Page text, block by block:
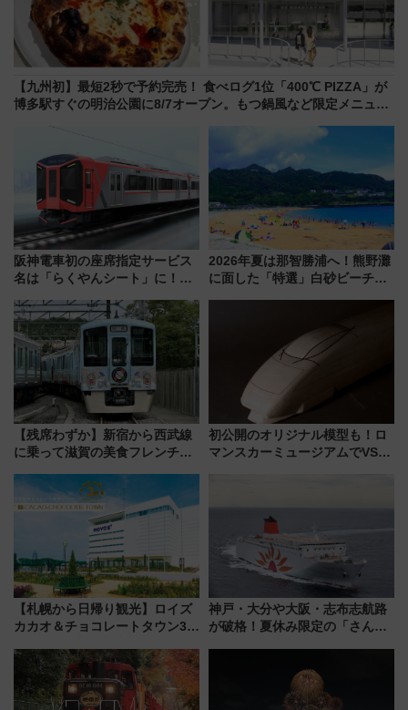
【九州初】最短2秒で予約完売！ 食べログ1位「400℃ PIZZA」が
博多駅すぐの明治公園に8/7オープン。もつ鍋風など限定メニュー
阪神電車初の座席指定サービス
名は「らくやんシート」に！新
を快適移動
2026年夏は那智勝浦へ！熊野灘
に面した「特選」白砂ビーチは
【残席わずか】新宿から西武線
に乗って滋賀の美食フレンチを
「52席の至福」で味わう近江牛
や伝統文化の特別コラボ
初公開のオリジナル模型も！ロ
マンスカーミュージアムでVSE
【札幌から日帰り観光】ロイズ
カカオ＆チョコレートタウン3周
詰め放題を開催、ロイズタウン
駅からのアクセスも
神戸・大分や大阪・志布志航路
が破格！夏休み限定の「さんふ
快適な船旅はいかが？